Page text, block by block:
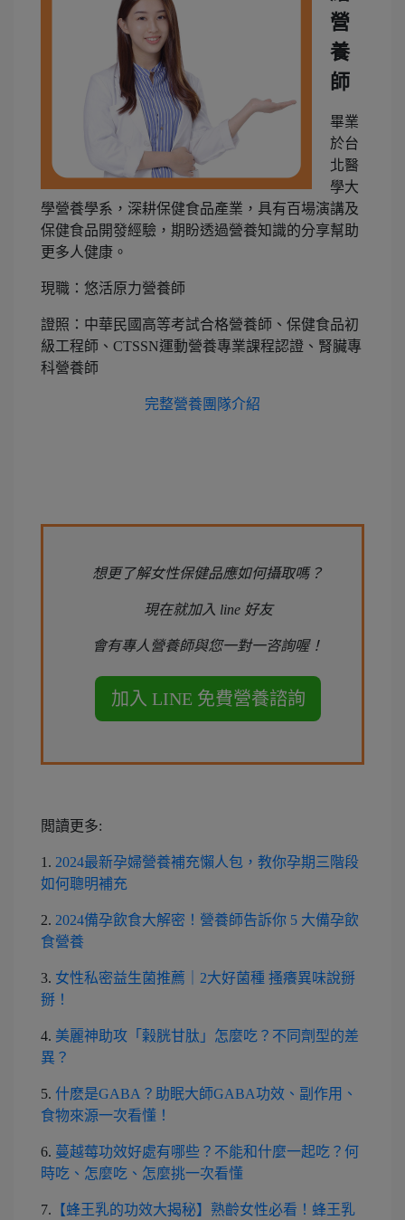
營
養
師
畢業
於台
北醫
學大
學營養學系，深耕保健食品產業，具有百場演講及
保健食品開發經驗，期盼透過營養知識的分享幫助
更多人健康。
現職：悠活原力營養師
證照：中華民國高等考試合格營養師、保健食品初
級工程師、CTSSN運動營養專業課程認證、腎臟專
科營養師
完整營養團隊介紹
想更了解女性保健品應如何攝取嗎？
現在就加入 line 好友
會有專人營養師與您一對一咨詢喔！
閲讀更多:
1. 2024最新孕婦營養補充懶人包，教你孕期三階段
如何聰明補充
2. 2024備孕飲食大解密！營養師告訴你 5 大備孕飲
食營養
3. 女性私密益生菌推薦｜2大好菌種 搔癢異味說掰
掰！
4. 美麗神助攻「榖胱甘肽」怎麼吃？不同劑型的差
異？
5. 什麽是GABA？助眠大師GABA功效、副作用、
食物來源一次看懂！
6. 蔓越莓功效好處有哪些？不能和什麼一起吃？何
時吃、怎麼吃、怎麼挑一次看懂
7. 【蜂王乳的功效大揭秘】熟齡女性必看！蜂王乳